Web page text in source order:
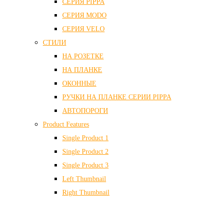
СЕРИЯ PIPPA
СЕРИЯ MODO
СЕРИЯ VELO
СТИЛИ
НА РОЗЕТКЕ
НА ПЛАНКЕ
ОКОННЫЕ
РУЧКИ НА ПЛАНКЕ СЕРИИ PIPPA
АВТОПОРОГИ
Product Features
Single Product 1
Single Product 2
Single Product 3
Left Thumbnail
Right Thumbnail